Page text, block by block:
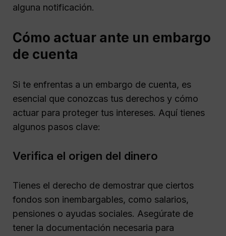
alguna notificación.
Cómo actuar ante un embargo
de cuenta
Si te enfrentas a un embargo de cuenta, es
esencial que conozcas tus derechos y cómo
actuar para proteger tus intereses. Aquí tienes
algunos pasos clave:
Verifica el origen del dinero
Tienes el derecho de demostrar que ciertos
fondos son inembargables, como salarios,
pensiones o ayudas sociales. Asegúrate de
tener la documentación necesaria para